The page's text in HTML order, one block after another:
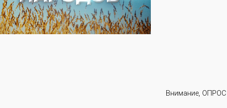
Внимание, ОПРОС